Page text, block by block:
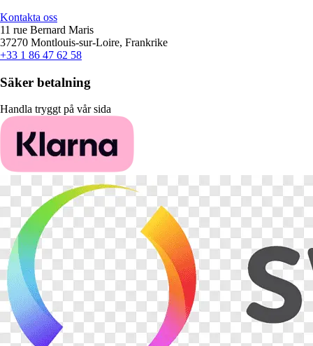
Kontakta oss
11 rue Bernard Maris
37270 Montlouis-sur-Loire, Frankrike
+33 1 86 47 62 58
Säker betalning
Handla tryggt på vår sida